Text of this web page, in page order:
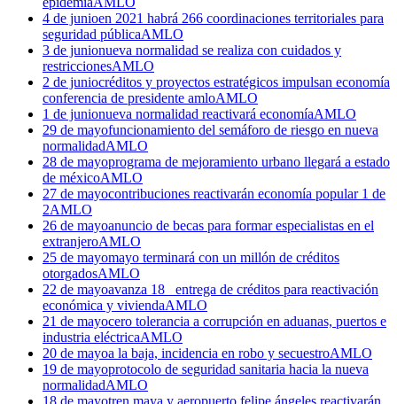
4 de junioen 2021 habrá 266 coordinaciones territoriales para
seguridad públicaAMLO
3 de junionueva normalidad se realiza con cuidados y
restriccionesAMLO
2 de juniocréditos y proyectos estratégicos impulsan economía
conferencia de presidente amloAMLO
1 de junionueva normalidad reactivará economíaAMLO
29 de mayofuncionamiento del semáforo de riesgo en nueva
normalidadAMLO
28 de mayoprograma de mejoramiento urbano llegará a estado
de méxicoAMLO
27 de mayocontribuciones reactivarán economía popular 1 de
2AMLO
26 de mayoanuncio de becas para formar especialistas en el
extranjeroAMLO
25 de mayomayo terminará con un millón de créditos
otorgadosAMLO
22 de mayoavanza 18_ entrega de créditos para reactivación
económica y viviendaAMLO
21 de mayocero tolerancia a corrupción en aduanas, puertos e
industria eléctricaAMLO
20 de mayoa la baja, incidencia en robo y secuestroAMLO
19 de mayoprotocolo de seguridad sanitaria hacia la nueva
normalidadAMLO